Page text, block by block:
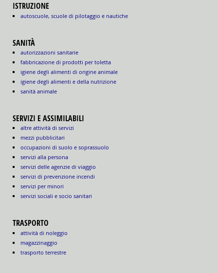
ISTRUZIONE
autoscuole, scuole di pilotaggio e nautiche
SANITÀ
autorizzazioni sanitarie
fabbricazione di prodotti per toletta
igiene degli alimenti di origine animale
igiene degli alimenti e della nutrizione
sanità animale
SERVIZI E ASSIMILABILI
altre attività di servizi
mezzi pubblicitari
occupazioni di suolo e soprassuolo
servizi alla persona
servizi delle agenzie di viaggio
servizi di prevenzione incendi
servizi per minori
servizi sociali e socio sanitari
TRASPORTO
attività di noleggio
magazzinaggio
trasporto terrestre